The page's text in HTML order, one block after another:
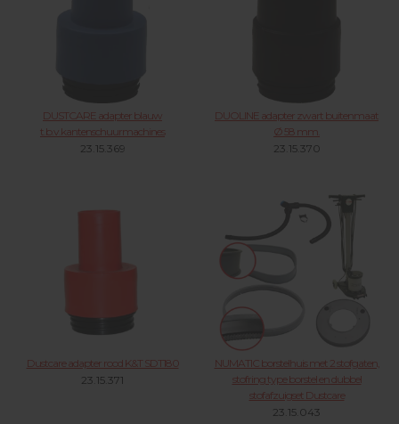
DUSTCARE adapter blauw
t.b.v.kantenschuurmachines
23.15.369
DUOLINE adapter zwart buitenmaat
Ø 58 mm.
23.15.370
Dustcare adapter rood K&T SDT180
23.15.371
NUMATIC borstelhuis met 2 stofgaten,
stofring type borstel en dubbel
stofafzuigset Dustcare
23.15.043